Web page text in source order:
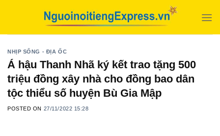
NHỊP SỐNG - ĐỊA ỐC
Á hậu Thanh Nhã ký kết trao tặng 500
triệu đồng xây nhà cho đồng bao dân
tộc thiểu số huyện Bù Gia Mập
POSTED ON 27/11/2022 15:28